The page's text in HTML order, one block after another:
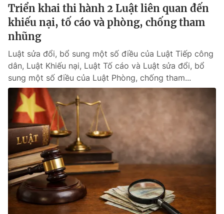
Triển khai thi hành 2 Luật liên quan đến
khiếu nại, tố cáo và phòng, chống tham
nhũng
Luật sửa đổi, bổ sung một số điều của Luật Tiếp công
dân, Luật Khiếu nại, Luật Tố cáo và Luật sửa đổi, bổ
sung một số điều của Luật Phòng, chống tham...